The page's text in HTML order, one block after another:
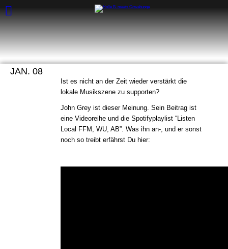
JAN. 08
HOLLE B. MEETS JOHN GREY –
PINESTATE SESSIONS
Ist es nicht an der Zeit wieder verstärkt die
lokale Musikszene zu supporten?
John Grey ist dieser Meinung. Sein Beitrag ist
eine Videoreihe und die Spotifyplaylist “Listen
Local FFM, WU, AB”. Was ihn an-, und er sonst
noch so treibt erfährst Du hier: